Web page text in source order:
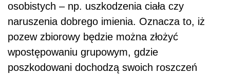
osobistych – np. uszkodzenia ciała czy
naruszenia dobrego imienia. Oznacza to, iż
pozew zbiorowy będzie można złożyć
wpostępowaniu grupowym, gdzie
poszkodowani dochodzą swoich roszczeń